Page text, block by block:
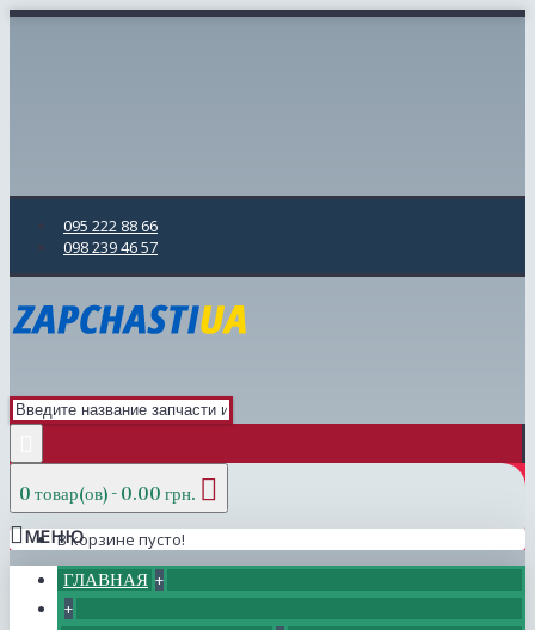
095 222 88 66
098 239 46 57
0 товар(ов) - 0.00 грн.
В корзине пусто!
МЕНЮ
ГЛАВНАЯ +
+